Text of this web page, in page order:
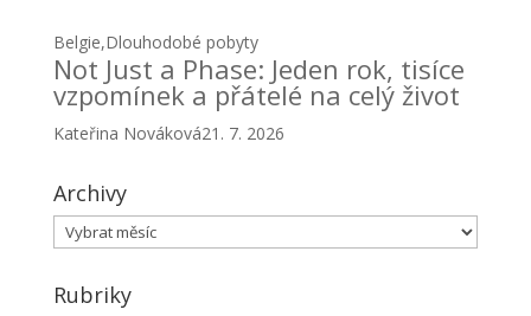
Belgie,Dlouhodobé pobyty
Not Just a Phase: Jeden rok, tisíce
vzpomínek a přátelé na celý život
Kateřina Nováková21. 7. 2026
Archivy
Archivy
Rubriky